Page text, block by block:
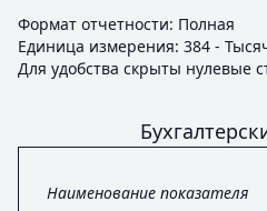
Формат отчетности: Полная
Единица измерения: 384 -
Для удобства скрыты нулевые
Наименование показателя